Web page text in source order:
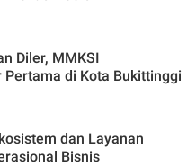
Diler, MMKSI
Pertama di Kota Bukittinggi
dan Layanan
Bisnis